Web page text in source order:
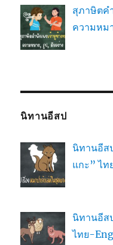
สุภาษิตค
ความหม
นิทานอีสป
นิทานอีส
แกะ” ไ
นิทานอีส
ไทย-Eng